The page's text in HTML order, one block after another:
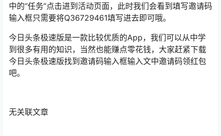
中的“任务”点击进到活动页面，此时我们会看到填写邀请码
输入框只需要将Q36729461填写进去即可哦。
今日头条极速版是一款比较优质的App，我们可以从中学
到很多有用的知识，当然也能赚点零花钱，大家赶紧下载
今日头条极速版找到邀请码输入框输入文中邀请码领红包
吧。
无关联文章